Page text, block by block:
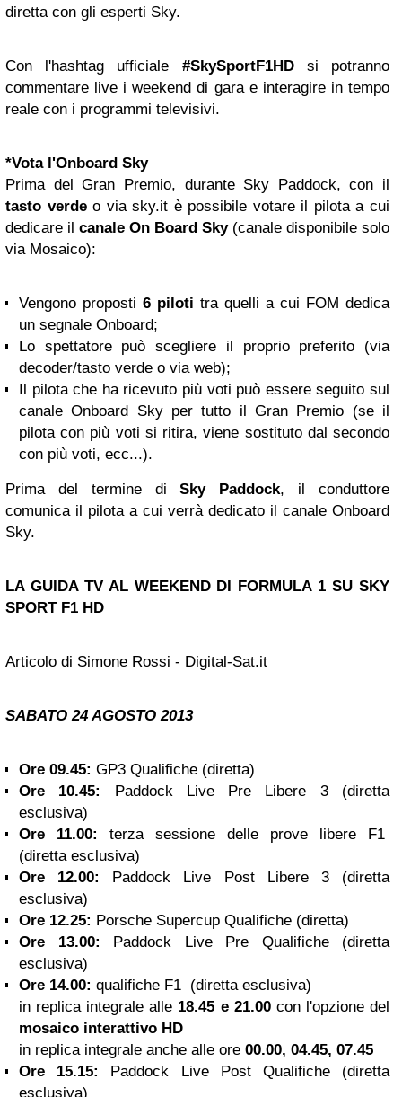
diretta con gli esperti Sky.
Con l'hashtag ufficiale #SkySportF1HDsi potranno
commentare live i weekend di gara e interagire in tempo
reale con i programmi televisivi.
*Vota l'Onboard Sky
Prima del Gran Premio, durante Sky Paddock, con il
tasto verdeo via sky.it è possibile votare il pilota a cui
dedicare il canale On Board Sky(canale disponibile solo
via Mosaico):
Vengono proposti 6 piloti tra quelli a cui FOM dedica
un segnale Onboard;
Lo spettatore può scegliere il proprio preferito (via
decoder/tasto verde o via web);
Il pilota che ha ricevuto più voti può essere seguito sul
canale Onboard Sky per tutto il Gran Premio (se il
pilota con più voti si ritira, viene sostituto dal secondo
con più voti, ecc...).
Prima del termine diSky Paddock, il conduttore
comunica il pilota a cui verrà dedicato il canale Onboard
Sky.
LA GUIDA TVAL WEEKENDDI FORMULA 1 SU SKY
SPORT F1 HD
Articolo di Simone Rossi - Digital-Sat.it
SABATO24 AGOSTO 2013
Ore 09.45: GP3 Qualifiche (diretta)
Ore 10.45:
Paddock Live Pre Libere 3 (diretta
esclusiva)
Ore 11.00:
terza sessione delle prove libere F1
(diretta esclusiva)
Ore 12.00:
Paddock Live Post Libere 3 (diretta
esclusiva)
Ore 12.25: Porsche Supercup Qualifiche (diretta)
Ore 13.00: Paddock Live Pre Qualifiche (diretta
esclusiva)
Ore 14.00: qualifiche F1 (diretta esclusiva)
in replica integrale alle 18.45 e 21.00 con l'opzione del
mosaico interattivo HD
in replica integrale anche alle ore 00.00, 04.45, 07.45
Ore 15.15: Paddock Live Post Qualifiche (diretta
esclusiva)